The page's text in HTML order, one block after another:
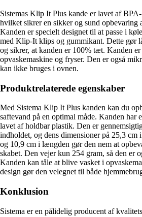
Sistemas Klip It Plus kande er lavet af
hvilket sikrer en sikker og sund opbevaring
Kanden er specielt designet til at passe i
med Klip-It klips og gummikant. Dette gør
og sikrer, at kanden er 100% tæt. Kanden
opvaskemaskine og fryser. Den er også
kan ikke bruges i ovnen.
Produktrelaterede egenskaber
Med Sistema Klip It Plus kanden kan du
saftevand på en optimal måde. Kanden har
lavet af holdbar plastik. Den er
indholdet, og dens dimensioner på 25,3 cm
og 10,9 cm i længden gør den nem at
skabet. Den vejer kun 254 gram, så den er
Kanden kan tåle at blive vasket i
design gør den velegnet til både
Konklusion
Sistema er en pålidelig producent af